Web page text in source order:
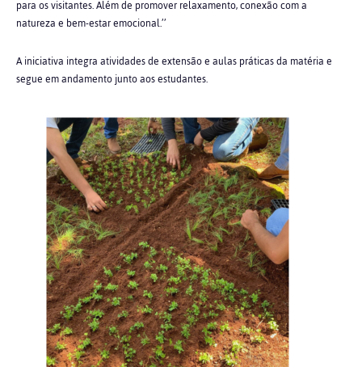
para os visitantes. Além de promover relaxamento, conexão com a
natureza e bem-estar emocional.’’
A iniciativa integra atividades de extensão e aulas práticas da matéria e
segue em andamento junto aos estudantes.